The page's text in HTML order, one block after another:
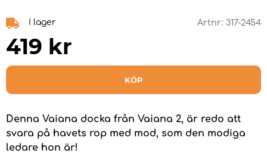
I lager Artnr: 317-2454
419 kr
KÖP
Denna Vaiana docka från Vaiana 2, är redo att
svara på havets rop med mod, som den modiga
ledare hon är!